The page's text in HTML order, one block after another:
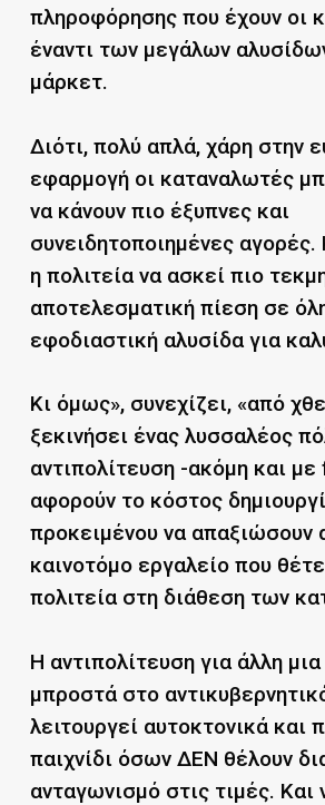
πληροφόρησης που έχουν οι
έναντι των μεγάλων
μάρκετ.
Διότι, πολύ απλά, χάρη στην
εφαρμογή οι καταναλωτές
να κάνουν πιο έξυπνες και
συνειδητοποιημένες αγορές.
η πολιτεία να ασκεί πιο
αποτελεσματική πίεση σε
εφοδιαστική αλυσίδα για
Κι όμως», συνεχίζει, «από
ξεκινήσει ένας λυσσαλέος
αντιπολίτευση -ακόμη και
αφορούν το κόστος
προκειμένου να απαξιώσουν
καινοτόμο εργαλείο που
πολιτεία στη διάθεση των
Η αντιπολίτευση για άλλη
μπροστά στο
λειτουργεί αυτοκτονικά και
παιχνίδι όσων ΔΕΝ θέλουν
ανταγωνισμό στις τιμές. Και